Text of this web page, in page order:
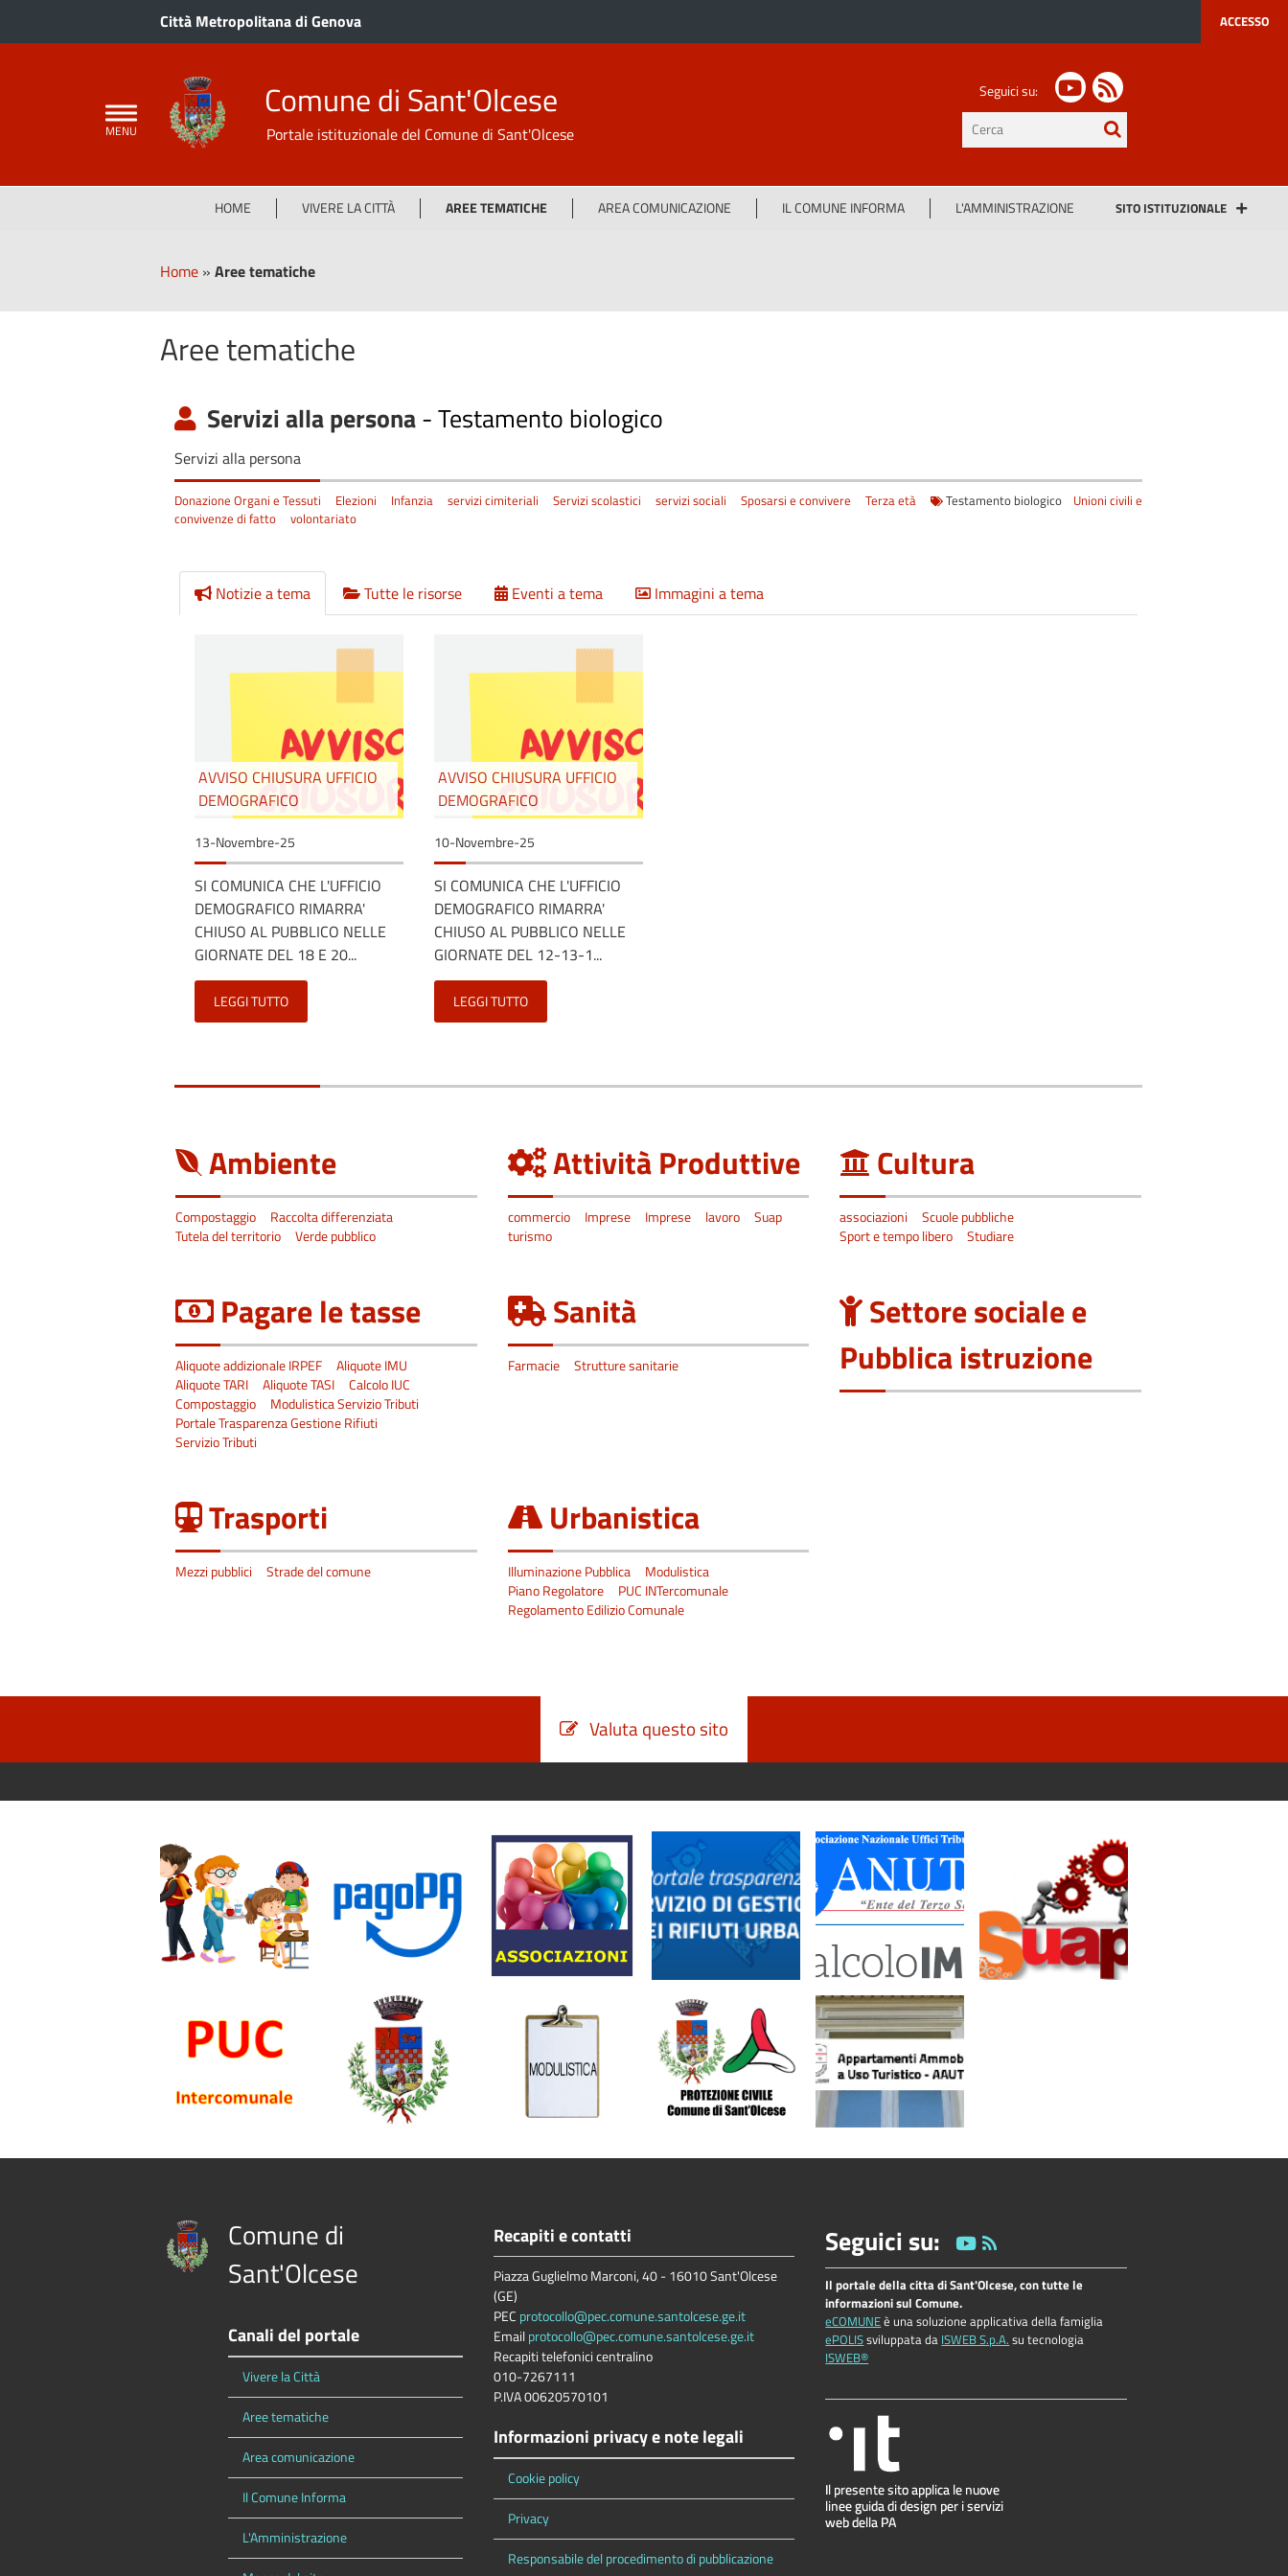
Città Metropolitana di Genova ACCESSO
Comune di Sant'Olcese
Portale istituzionale del Comune di Sant'Olcese
Seguici su:
testo
da
HOME VIVERE LA CITTÀ AREE TEMATICHE AREA COMUNICAZIONE IL COMUNE INFORMA L'AMMINISTRAZIONE SITO ISTITUZIONALE
Home » Aree tematiche
Aree tematiche
Servizi alla persona-Testamento biologico
Servizi alla persona
Donazione Organi e Tessuti Elezioni Infanzia servizi cimiteriali Servizi scolastici servizi sociali Sposarsi e convivere Terza età Testamento biologico Unioni civili e
convivenze di fatto
volontariato
Notizie a tema Tutte le risorse Eventi a tema Immagini a tema
AVVISO CHIUSURA UFFICIO
DEMOGRAFICO
13-Novembre-25
SI COMUNICA CHE L'UFFICIO
DEMOGRAFICO RIMARRA'
CHIUSO AL PUBBLICO NELLE
GIORNATE DEL 18 E 20...
LEGGI TUTTO
AVVISO CHIUSURA UFFICIO
DEMOGRAFICO
10-Novembre-25
SI COMUNICA CHE L'UFFICIO
DEMOGRAFICO RIMARRA'
CHIUSO AL PUBBLICO NELLE
GIORNATE DEL 12-13-1...
LEGGI TUTTO
Ambiente
Compostaggio
Raccolta differenziata
Tutela del territorio
Verde pubblico
Attività Produttive
commercio Imprese Imprese lavoro
Suap
turismo
Cultura
associazioni
Scuole pubbliche
Sport e tempo libero
Studiare
Pagare le tasse
Aliquote addizionale IRPEF
Aliquote IMU
Aliquote TARI
Aliquote TASI
Calcolo IUC
Compostaggio
Modulistica Servizio Tributi
Portale Trasparenza Gestione Rifiuti
Servizio Tributi
Sanità
Farmacie Strutture sanitarie
Settore sociale e
Pubblica istruzione
Trasporti
Mezzi pubblici Strade del comune
Urbanistica
Illuminazione Pubblica
Modulistica
Piano Regolatore
PUC INTercomunale
Regolamento Edilizio Comunale
Valuta questo sito
Comune di
Sant'Olcese
Canali del portale
Vivere la Città
Aree tematiche
Area comunicazione
Il Comune Informa
L'Amministrazione
Recapiti e contatti
Piazza Guglielmo Marconi, 40 - 16010 Sant'Olcese
(GE)
PEC protocollo@pec.comune.santolcese.ge.it
Emailprotocollo@pec.comune.santolcese.ge.it
Recapiti telefonici centralino
010-7267111
P.IVA 00620570101
Informazioni privacy e note legali
Cookie policy
Privacy
Responsabile del procedimento di pubblicazione
Seguici su:
Il portale della citta di Sant'Olcese, con tutte le
informazioni sul Comune.
eCOMUNEè una soluzione applicativa della famiglia
ePOLISsviluppata da ISWEB S.p.A. su tecnologia
ISWEB®